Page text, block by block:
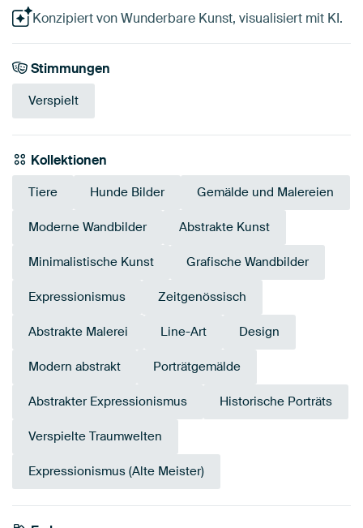
Konzipiert von Wunderbare Kunst, visualisiert mit KI.
Stimmungen
Verspielt
Kollektionen
Tiere Hunde Bilder Gemälde und Malereien
Moderne Wandbilder Abstrakte Kunst
Minimalistische Kunst Grafische Wandbilder
Expressionismus Zeitgenössisch
Abstrakte Malerei Line-Art Design
Modern abstrakt Porträtgemälde
Abstrakter Expressionismus Historische Porträts
Verspielte Traumwelten
Expressionismus (Alte Meister)